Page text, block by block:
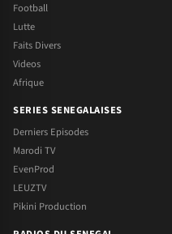
Football
Lutte
Faits Divers
Videos
Afrique
SERIES SENEGALAISES
Derniers Episodes
Marodi TV
EvenProd
LEUZTV
Pikini Production